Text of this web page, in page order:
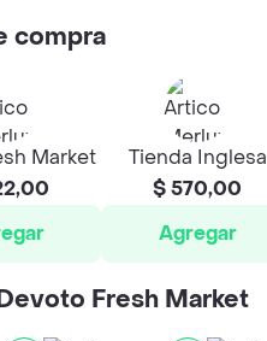
compra
Market
Tienda Inglesa
$ 570,00
Agregar
Fresh Market